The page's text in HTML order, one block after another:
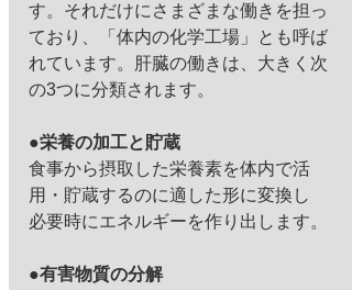
す。それだけにさまざまな働きを担っ
ており、「体内の化学工場」とも呼ば
れています。肝臓の働きは、大きく次
の3つに分類されます。
●栄養の加工と貯蔵
食事から摂取した栄養素を体内で活
用・貯蔵するのに適した形に変換し
必要時にエネルギーを作り出します。
●有害物質の分解